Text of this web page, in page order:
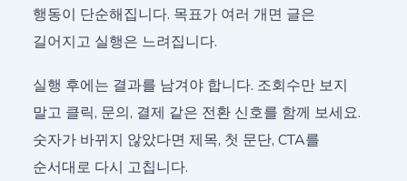
행동이 단순해집니다. 목표가 여러 개면 글은
길어지고 실행은 느려집니다.
실행 후에는 결과를 남겨야 합니다. 조회수만 보지
말고 클릭, 문의, 결제 같은 전환 신호를 함께 보세요.
숫자가 바뀌지 않았다면 제목, 첫 문단, CTA를
순서대로 다시 고칩니다.